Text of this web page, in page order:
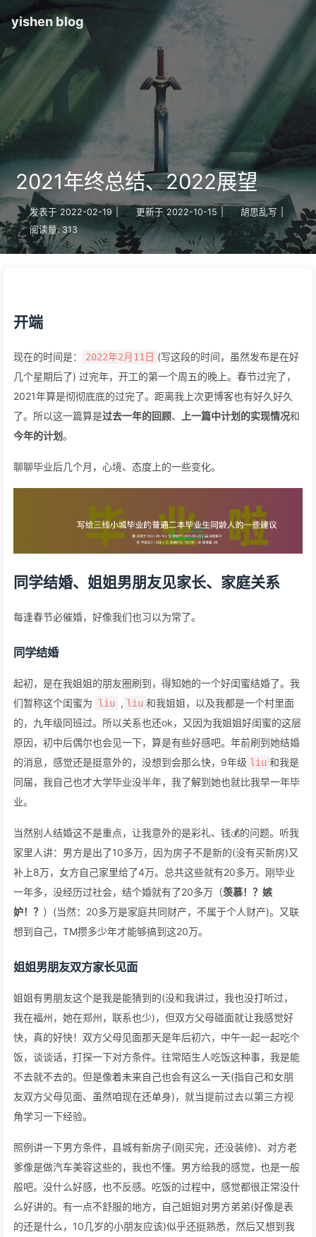
yishen blog
2021年终总结、2022展望
发表于 2022-02-19 更新于 2022-10-15 胡思乱写
阅读量: 313
开端
现在的时间是： 2022年2月11日 (写这段的时间，虽然发布是在好
几个星期后了) 过完年，开工的第一个周五的晚上。春节过完了，
2021年算是彻彻底底的过完了。距离我上次更博客也有好久好久
了。所以这一篇算是过去一年的回顾、 上一篇中计划的实现情况和
今年的计划。
聊聊毕业后几个月，心境、态度上的一些变化。
同学结婚、姐姐男朋友见家长、家庭关系
每逢春节必催婚，好像我们也习以为常了。
同学结婚
起初，是在我姐姐的朋友圈刷到，得知她的一个好闺蜜结婚了。我
们暂称这个闺蜜为
liu , liu 和我姐姐，以及我都是一个村里面
的，九年级同班过。所以关系也还ok，又因为我姐姐好闺蜜的这层
原因，初中后偶尔也会见一下，算是有些好感吧。年前刷到她结婚
的消息，感觉还是挺意外的，没想到会那么快，9年级 liu 和我是
同届，我自己也才大学毕业没半年，我了解到她也就比我早一年毕
业。
当然别人结婚这不是重点，让我意外的是彩礼、钱💰的问题。听我
家里人讲：男方是出了10多万，因为房子不是新的(没有买新房)又
补上8万，女方自己家里给了4万。总共这些就有20多万。刚毕业
一年多，没经历过社会，结个婚就有了20多万（羡慕！？嫉
妒！？ ）(当然：20多万是家庭共同财产，不属于个人财产)。又联
想到自己，TM攒多少年才能够搞到这20万。
姐姐男朋友双方家长见面
姐姐有男朋友这个是我是能猜到的(没和我讲过，我也没打听过，
我在福州，她在郑州，联系也少)，但双方父母碰面就让我感觉好
快，真的好快！双方父母见面那天是年后初六，中午一起一起吃个
饭，谈谈话，打探一下对方条件。往常陌生人吃饭这种事，我是能
不去就不去的。但是像着未来自己也会有这么一天(指自己和女朋
友双方父母见面、虽然咱现在还单身)，就当提前过去以第三方视
角学习一下经验。
照例讲一下男方条件，县城有新房子(刚买完，还没装修)、对方老
爹像是做汽车美容这些的，我也不懂。男方给我的感觉，也是一般
般吧。没什么好感，也不反感。吃饭的过程中，感觉都很正常没什
么好讲的。有一点不舒服的地方，自己姐姐对男方弟弟(好像是表
的还是什么，10几岁的小朋友应该)似乎还挺熟悉，然后又想到我